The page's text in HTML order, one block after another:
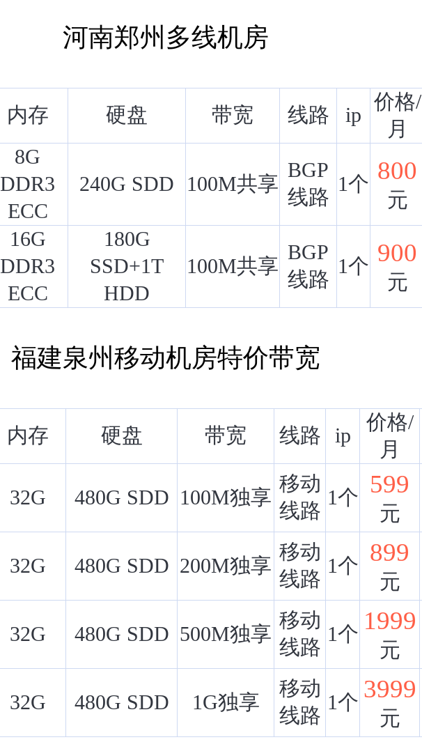
河南郑州多线机房
内存 硬盘 带宽 线路 ip
价格/
月
8G
DDR3
ECC
240G SDD 100M共享
BGP
线路
1个 800
元
16G
DDR3
ECC
180G
SSD+1T
HDD
100M共享
BGP
线路
1个 900
元
福建泉州移动机房特价带宽
内存 硬盘 带宽 线路 ip
价格/
月
32G 480G SDD 100M独享
移动
线路
1个 599
元
32G 480G SDD 200M独享
移动
线路
1个 899
元
32G 480G SDD 500M独享
移动
线路
1个 1999
元
32G 480G SDD 1G独享
移动
线路
1个 3999
元